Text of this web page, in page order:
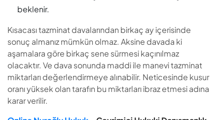
karar verilir.
Online Nuroğlu Hukuk
- Çevrimiçi Hukuki Danışmanlık
online.nurogluhukuk.com
, hukuki ihtiyaçlarınıza hızlı ve
etkili çözümler sunan modern bir çevrimiçi danışmanlık
platformudur. Lisanslı ve deneyimli avukatlarımız, hukuki
sorunlarınızı internet üzerinden güvenli ve erişilebilir bir
şekilde çözmenize yardımcı olur.
Neden Online Nuroğlu
Hukuk?